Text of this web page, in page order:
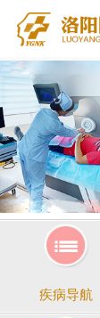
疾病导航